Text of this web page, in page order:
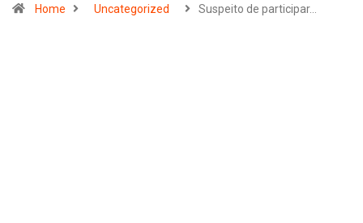
Home Uncategorized Suspeito de participar…